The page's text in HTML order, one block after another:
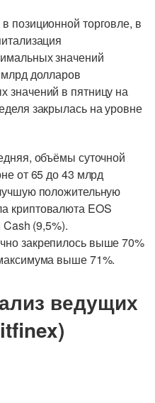
позиционной торговле, в
значений
долларов
значений в пятницу на
закрылась на уровне
объёмы суточной
от 65 до 43 млрд
положительную
криптовалюта EOS
(9,5%).
закрепилось выше 70%
выше 71%.
ведущих